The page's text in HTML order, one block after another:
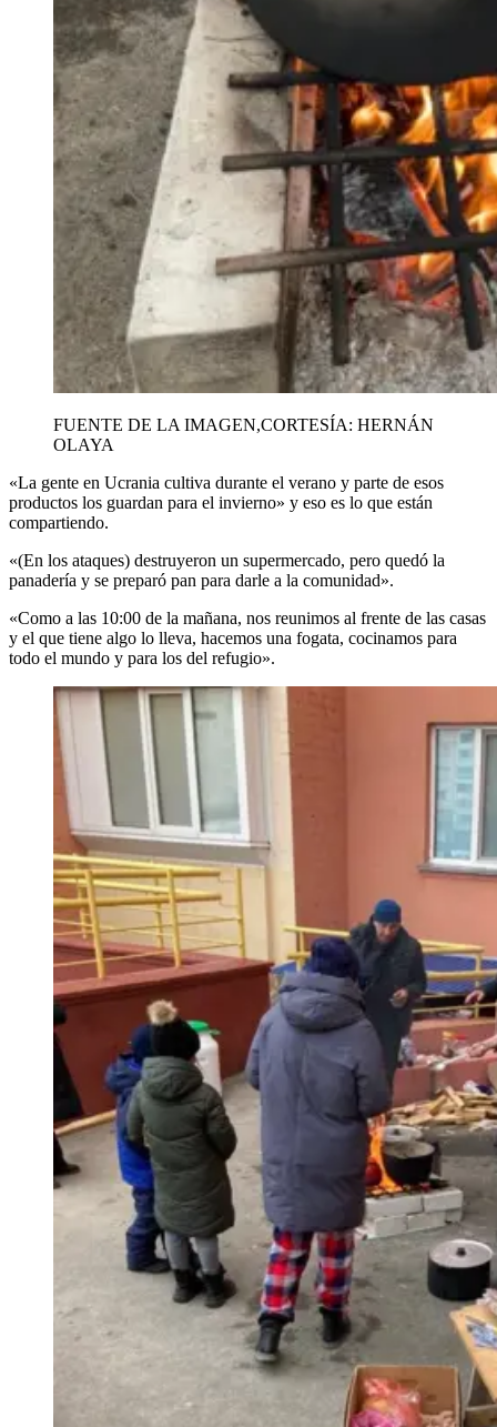
FUENTE DE LA IMAGEN,CORTESÍA: HERNÁN
OLAYA
«La gente en Ucrania cultiva durante el verano y parte de esos
productos los guardan para el invierno» y eso es lo que están
compartiendo.
«(En los ataques) destruyeron un supermercado, pero quedó la
panadería y se preparó pan para darle a la comunidad».
«Como a las 10:00 de la mañana, nos reunimos al frente de las casas
y el que tiene algo lo lleva, hacemos una fogata, cocinamos para
todo el mundo y para los del refugio».